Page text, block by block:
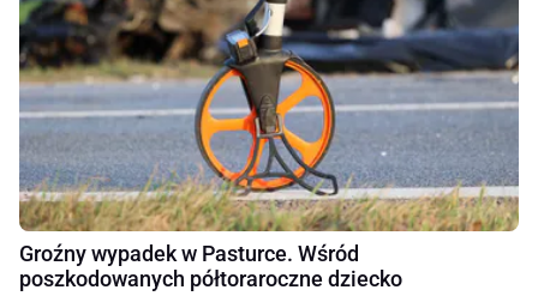
Groźny wypadek w Pasturce. Wśród
poszkodowanych półtoraroczne dziecko